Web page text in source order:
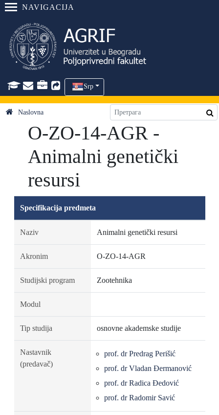
NAVIGACIJA
Srp
Naslovna
O-ZO-14-AGR -
Animalni genetički
resursi
Specifikacija predmeta
Naziv Animalni genetički resursi
Akronim O-ZO-14-AGR
Studijski program Zootehnika
Modul
Tip studija osnovne akademske studije
Nastavnik
(predavač)
prof. dr Predrag Perišić
prof. dr Vladan Đermanović
prof. dr Radica Đedović
prof. dr Radomir Savić